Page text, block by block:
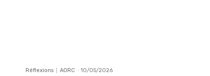
Réflexions AORC - 10/05/2026